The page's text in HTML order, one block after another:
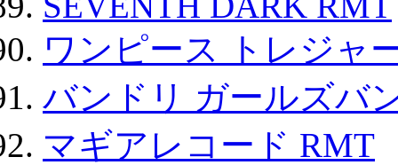
ワンピース トレジャ
バンドリ ガールズバ
マギアレコード RMT